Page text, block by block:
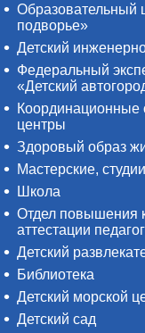
Образовательный
подворье»
Детский
Федеральный
«Детский
Координационные
центры
Здоровый образ
Мастерские,
Школа
Отдел повышения
аттестации
Детский
Библиотека
Детский морской
Детский сад